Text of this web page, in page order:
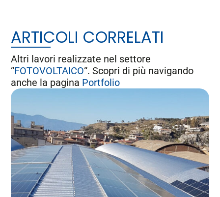
ARTICOLI CORRELATI
Altri lavori realizzate nel settore
“FOTOVOLTAICO“. Scopri di più navigando
anche la pagina Portfolio